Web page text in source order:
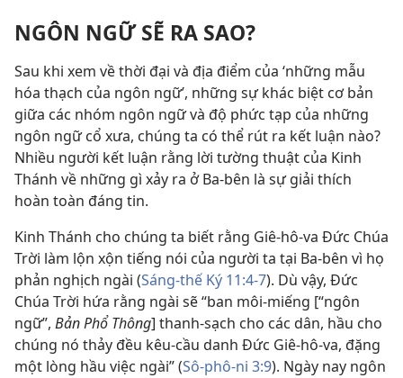
NGÔN NGỮ SẼ RA SAO?
Sau khi xem về thời đại và địa điểm của ‘những mẫu
hóa thạch của ngôn ngữ’, những sự khác biệt cơ bản
giữa các nhóm ngôn ngữ và độ phức tạp của những
ngôn ngữ cổ xưa, chúng ta có thể rút ra kết luận nào?
Nhiều người kết luận rằng lời tường thuật của Kinh
Thánh về những gì xảy ra ở Ba-bên là sự giải thích
hoàn toàn đáng tin.
Kinh Thánh cho chúng ta biết rằng Giê-hô-va Ðức Chúa
Trời làm lộn xộn tiếng nói của người ta tại Ba-bên vì họ
phản nghịch ngài (Sáng-thế Ký 11:4-7). Dù vậy, Ðức
Chúa Trời hứa rằng ngài sẽ “ban môi-miếng [“ngôn
ngữ”, Bản Phổ Thông] thanh-sạch cho các dân, hầu cho
chúng nó thảy đều kêu-cầu danh Ðức Giê-hô-va, đặng
một lòng hầu việc ngài” (Sô-phô-ni 3:9). Ngày nay ngôn